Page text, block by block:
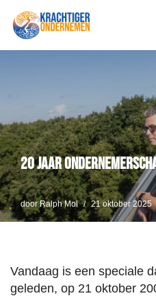
Ga
naar
20 jaar
door Ralph Mol 21 oktober 2025
Vandaag is een speciale
geleden, op 21 oktober